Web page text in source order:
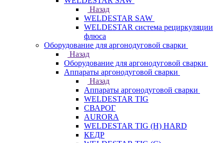
Назад
WELDESTAR SAW
WELDESTAR система рециркуляции
флюса
Оборудование для аргонодуговой сварки
Назад
Оборудование для аргонодуговой сварки
Аппараты аргонодуговой сварки
Назад
Аппараты аргонодуговой сварки
WELDESTAR TIG
СВАРОГ
AURORA
WELDESTAR TIG (H) HARD
КЕДР